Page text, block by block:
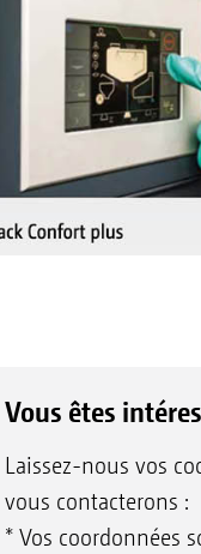
Vous êtes
Laissez-nous vos
vous contacterons :
* Vos coordonnées